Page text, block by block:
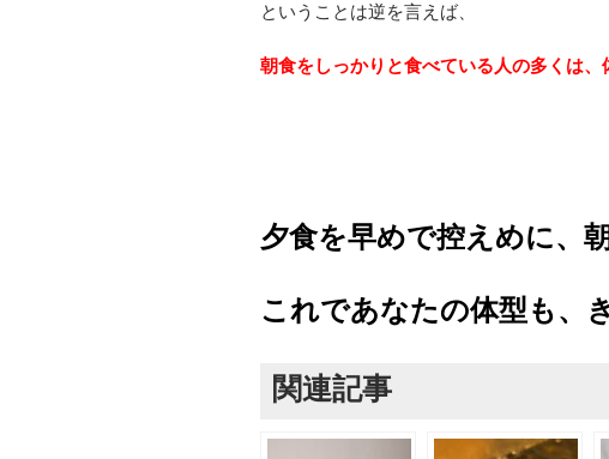
ということは逆を言えば、
朝食をしっかりと食べている人の多くは
夕食を早めで控えめに、
これであなたの体型も、
関連記事